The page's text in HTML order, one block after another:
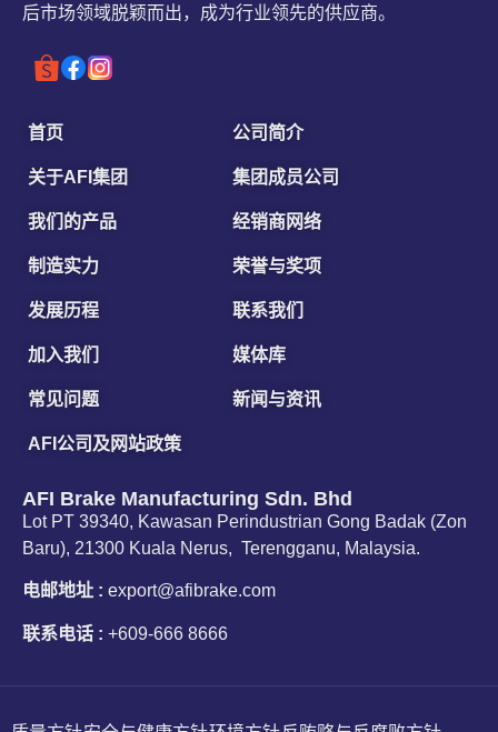
后市场领域脱颖而出，成为行业领先的供应商。
首页 公司简介
关于AFI集团 集团成员公司
我们的产品 经销商网络
制造实力 荣誉与奖项
发展历程 联系我们
加入我们 媒体库
常见问题 新闻与资讯
AFI公司及网站政策
AFI Brake Manufacturing Sdn. Bhd
Lot PT 39340, Kawasan Perindustrian Gong Badak (Zon
Baru), 21300 Kuala Nerus, Terengganu, Malaysia.
电邮地址 : export@afibrake.com
联系电话 : +609-666 8666